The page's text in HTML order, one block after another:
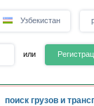
Узбекистан
или
поиск грузов и